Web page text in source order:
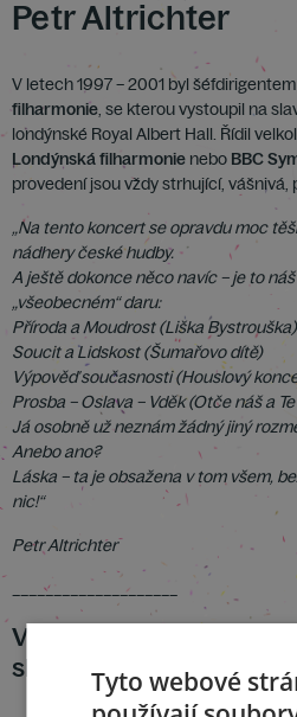
Petr Altrichter
V letech 1997 – 2001 byl
filharmonie, se kterou vystoupil na
londýnské Royal Albert Hall. Řídil
Londýnská filharmonie nebo BBC
provedení jsou vždy strhující, vášnivá,
„Na tento koncert se opravdu moc
nádhery české hudby.
A ještě dokonce něco navíc – je to
„všeobecném“ daru:
Příroda a Moudrost (Liška Bystrouška)
Soucit a Lidskost (Šumařovo dítě)
Výpověď současnosti (Houslový
Prosba – Oslava – Vděk (Otče náš a
Já osobně už neznám žádný jiný
Anebo ano?
Láska – ta je obsažena v tom všem,
nic!“
Petr Altrichter
____________________
Vstupenka na Pražské
slevový kupón!
Tyto webové